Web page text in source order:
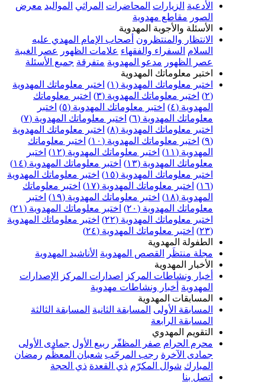
الزيارات المحاضرات المراثي المواليد معرض
مقاطع مهدوية
والأجوبة المهدوية
والمنتظرون أصحاب الإمام المهدي عليه
السفراء والفقهاء علامات الظهور عصر الغيبة
مدعو المهدوية متفرقة جميع الأسئلة
معلوماتك المهدوية
معلوماتك المهدوية (١)
اختبر معلوماتك المهدوية
اختبر معلوماتك المهدوية (٣)
اختبر معلوماتك
اختبر معلوماتك المهدوية (٥)
اختبر
المهدوية (٦)
اختبر معلوماتك المهدوية (٧)
معلوماتك المهدوية (٨)
اختبر معلوماتك المهدوية
اختبر معلوماتك المهدوية (١٠)
اختبر معلوماتك
اختبر معلوماتك المهدوية (١٢)
اختبر
المهدوية (١٣)
اختبر معلوماتك المهدوية (١٤)
معلوماتك المهدوية (١٥)
اختبر معلوماتك المهدوية
اختبر معلوماتك المهدوية (١٧)
اختبر معلوماتك
اختبر معلوماتك المهدوية (١٩)
اختبر
المهدوية (٢٠)
اختبر معلوماتك المهدوية (٢١)
معلوماتك المهدوية (٢٢)
اختبر معلوماتك المهدوية
اختبر معلوماتك المهدوية (٢٤)
المهدوية
منتظَر
القصص المهدوية الأناشيد المهدوية
المهدوية
ونشاطات المركز اصدارات المركز الإصدارات
أخبار ونشاطات مهدوية
المهدوية
الأولى المسابقة الثانية المسابقة الثالثة
الرابعة
المهدوي
الحرام
صفر المظفّر ربيع الأول جمادى الأولى
رجب المرجّب شعبان المعظّم رمضان
شوال المكرّم ذي القعدة ذي الحجة